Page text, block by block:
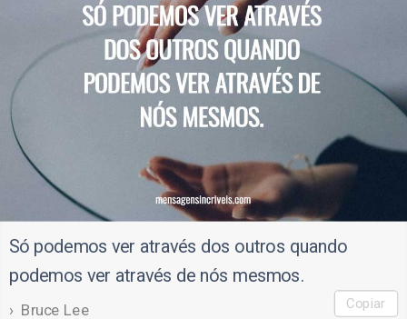
Só podemos ver através dos outros quando
podemos ver através de nós mesmos.
Bruce Lee Copiar